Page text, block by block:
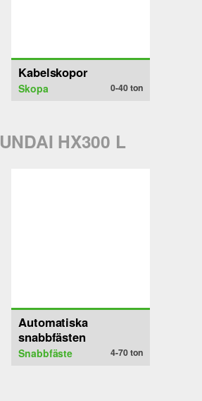
Kabelskopor
Skopa 0-40ton
HX300 L
Automatiska
snabbfästen
Snabbfäste 4-70ton